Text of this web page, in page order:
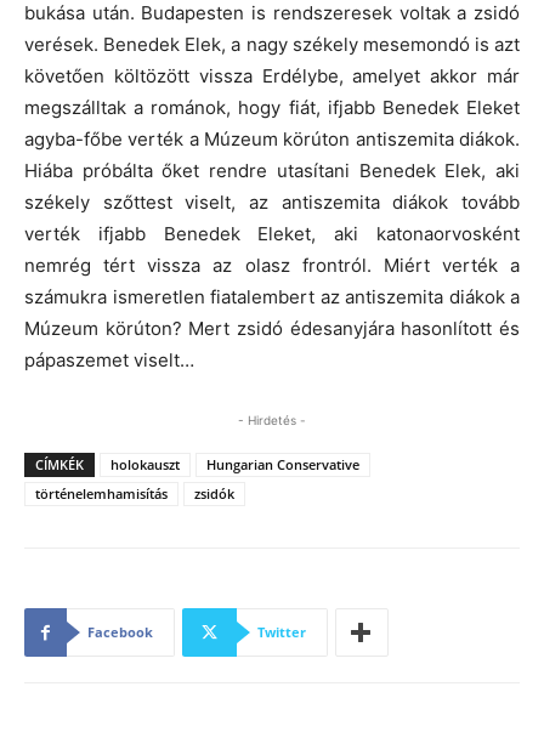
bukása után. Budapesten is rendszeresek voltak a zsidó
verések. Benedek Elek, a nagy székely mesemondó is azt
követően költözött vissza Erdélybe, amelyet akkor már
megszálltak a románok, hogy fiát, ifjabb Benedek Eleket
agyba-főbe verték a Múzeum körúton antiszemita diákok.
Hiába próbálta őket rendre utasítani Benedek Elek, aki
székely szőttest viselt, az antiszemita diákok tovább
verték ifjabb Benedek Eleket, aki katonaorvosként
nemrég tért vissza az olasz frontról. Miért verték a
számukra ismeretlen fiatalembert az antiszemita diákok a
Múzeum körúton? Mert zsidó édesanyjára hasonlított és
pápaszemet viselt…
- Hirdetés -
CÍMKÉK holokauszt
Hungarian Conservative
történelemhamisítás
zsidók
Facebook Twitter